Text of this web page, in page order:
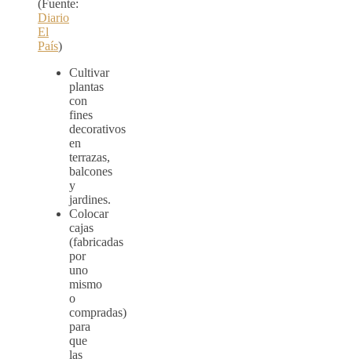
(Fuente:
Diario
El
País)
Cultivar
plantas
con
fines
decorativos
en
terrazas,
balcones
y
jardines.
Colocar
cajas
(fabricadas
por
uno
mismo
o
compradas)
para
que
las